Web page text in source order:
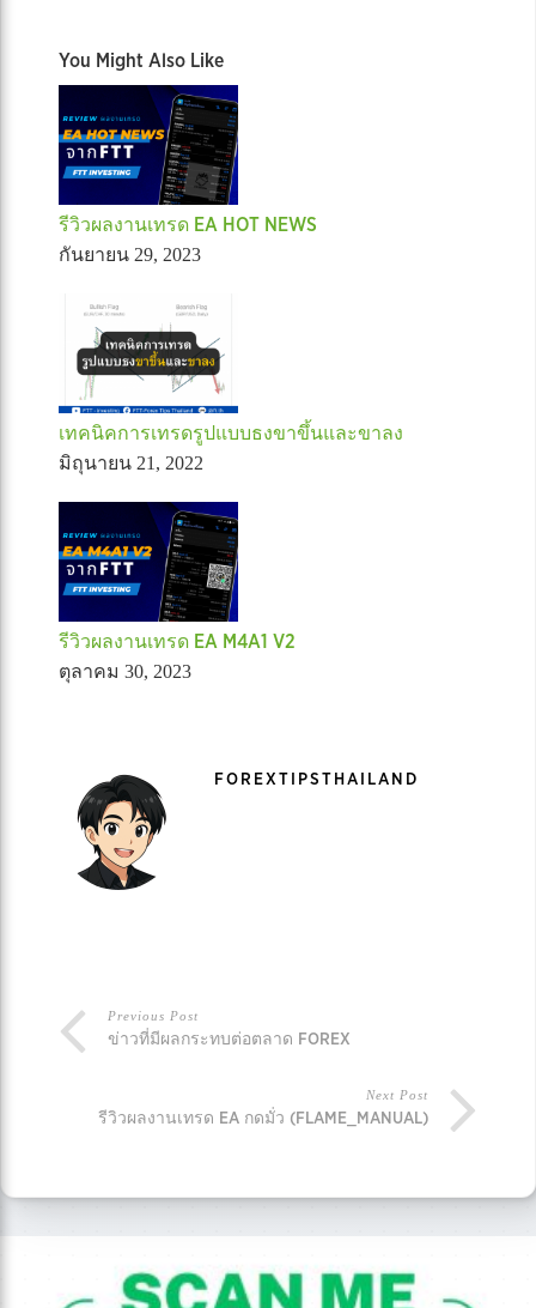
You Might Also Like
รีวิวผลงานเทรด EA HOT NEWS
กันยายน 29, 2023
เทคนิคการเทรดรูปแบบธงขาขึ้นและขาลง
มิถุนายน 21, 2022
รีวิวผลงานเทรด EA M4A1 V2
ตุลาคม 30, 2023
FOREXTIPSTHAILAND
Previous Post
ข่าวที่มีผลกระทบต่อตลาด FOREX
Next Post
รีวิวผลงานเทรด EA กดมั่ว (FLAME_MANUAL)